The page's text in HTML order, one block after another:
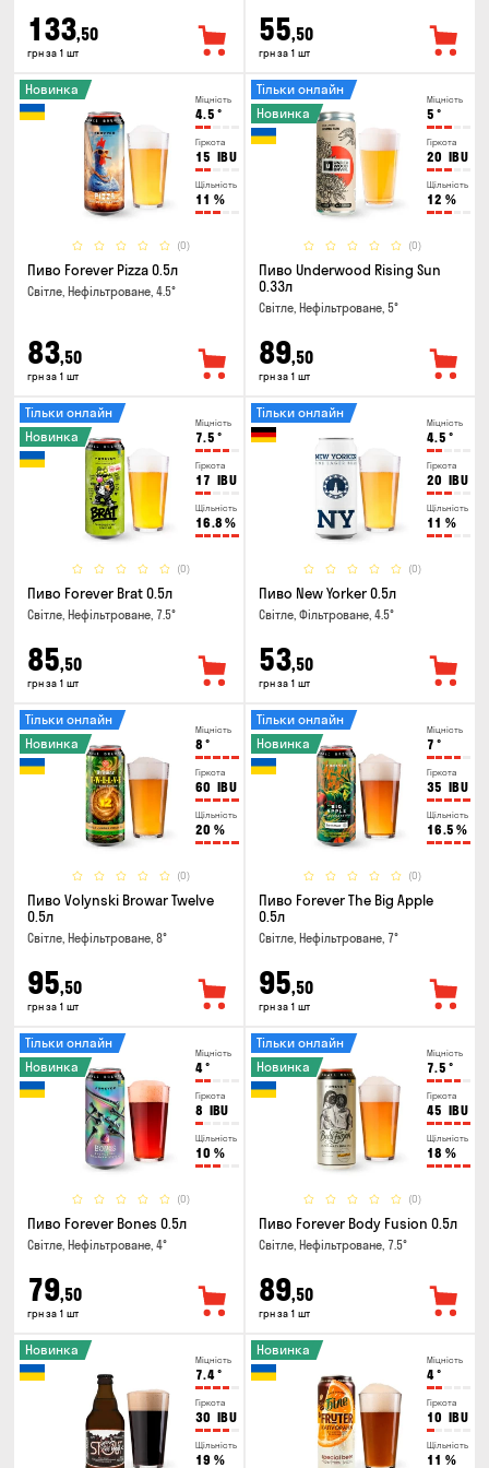
133,50
грн за 1 шт
55,50
грн за 1 шт
Міцність
4.5 °
Гіркота
15 IBU
Щільність
11 %
(0)
Новинка
Пиво Forever Pizza 0.5л
Світле, Нефільтроване, 4.5°
83,50
грн за 1 шт
Міцність
5 °
Гіркота
20 IBU
Щільність
12 %
(0)
Тільки онлайн
Новинка
Пиво Underwood Rising Sun
0.33л
Світле, Нефільтроване, 5°
89,50
грн за 1 шт
Міцність
7.5 °
Гіркота
17 IBU
Щільність
16.8 %
(0)
Тільки онлайн
Новинка
Пиво Forever Brat 0.5л
Світле, Нефільтроване, 7.5°
85,50
грн за 1 шт
Міцність
4.5 °
Гіркота
20 IBU
Щільність
11 %
(0)
Тільки онлайн
Пиво New Yorker 0.5л
Світле, Фільтроване, 4.5°
53,50
грн за 1 шт
Міцність
8 °
Гіркота
60 IBU
Щільність
20 %
(0)
Тільки онлайн
Новинка
Пиво Volynski Browar Twelve
0.5л
Світле, Нефільтроване, 8°
95,50
грн за 1 шт
Міцність
7 °
Гіркота
35 IBU
Щільність
16.5 %
(0)
Тільки онлайн
Новинка
Пиво Forever The Big Apple
0.5л
Світле, Нефільтроване, 7°
95,50
грн за 1 шт
Міцність
4°
Гіркота
8 IBU
Щільність
10 %
(0)
Тільки онлайн
Новинка
Пиво Forever Bones 0.5л
Світле, Нефільтроване, 4°
79,50
грн за 1 шт
Міцність
7.5 °
Гіркота
45 IBU
Щільність
18 %
(0)
Тільки онлайн
Новинка
Пиво Forever Body Fusion 0.5л
Світле, Нефільтроване, 7.5°
89,50
грн за 1 шт
Міцність
7.4°
Гіркота
30 IBU
Щільність
19 %
Новинка
Міцність
4°
Гіркота
10 IBU
Щільність
11 %
Новинка